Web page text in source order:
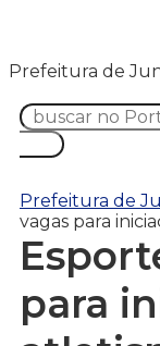
Prefeitura de
Prefeitura de
vagas para
para